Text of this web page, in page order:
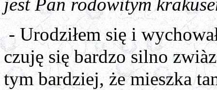
jest Pan rodowitym
- Urodziłem się i wychowa
czuję się bardzo silno
tym bardziej, że mieszka